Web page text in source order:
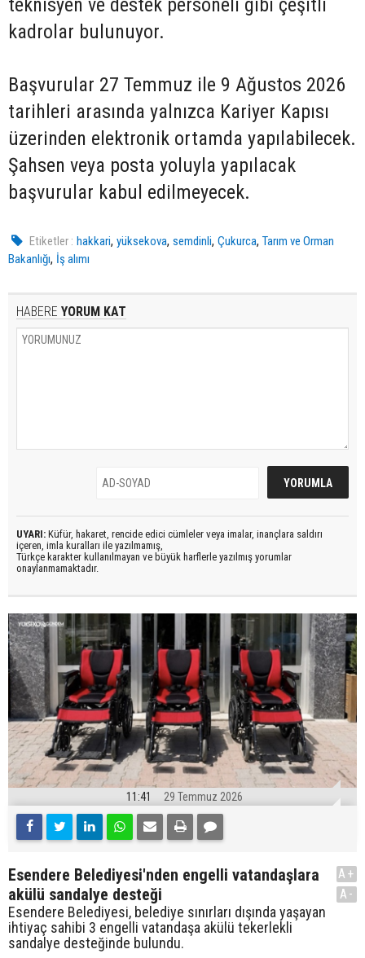
teknisyen ve destek personeli gibi çeşitli
kadrolar bulunuyor.
Başvurular 27 Temmuz ile 9 Ağustos 2026
tarihleri arasında yalnızca Kariyer Kapısı
üzerinden elektronik ortamda yapılabilecek.
Şahsen veya posta yoluyla yapılacak
başvurular kabul edilmeyecek.
Etiketler : hakkari,yüksekova,semdinli,Çukurca,Tarım ve Orman
Bakanlığı, İş alımı
HABERE YORUM KAT
UYARI: Küfür, hakaret, rencide edici cümleler veya imalar, inançlara saldırı
içeren, imla kuralları ile yazılmamış,
Türkçe karakter kullanılmayan ve büyük harflerle yazılmış yorumlar
onaylanmamaktadır.
11:41 29 Temmuz 2026
Esendere Belediyesi'nden engelli vatandaşlara
akülü sandalye desteği
Esendere Belediyesi, belediye sınırları dışında yaşayan
ihtiyaç sahibi 3 engelli vatandaşa akülü tekerlekli
sandalye desteğinde bulundu.
A+
A-